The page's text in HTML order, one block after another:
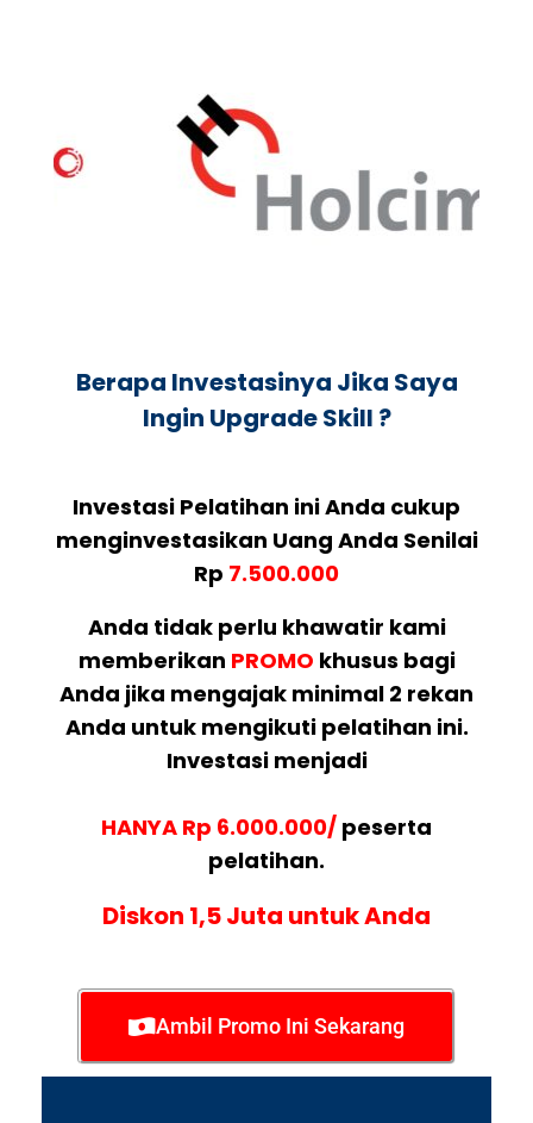
Berapa Investasinya Jika Saya
Ingin Upgrade Skill ?
Investasi Pelatihan ini Anda cukup
menginvestasikan Uang Anda Senilai
Rp 7.500.000
Anda tidak perlu khawatir kami
memberikan PROMO khusus bagi
Anda jika mengajak minimal 2 rekan
Anda untuk mengikuti pelatihan ini.
Investasi menjadi
HANYA Rp 6.000.000/ peserta
pelatihan.
Diskon 1,5 Juta untuk Anda
Ambil Promo Ini Sekarang